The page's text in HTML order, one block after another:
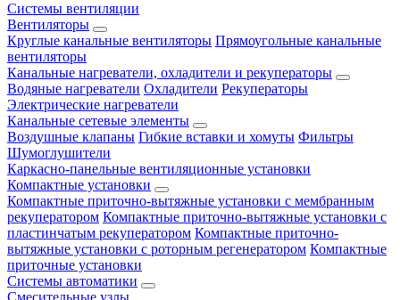
Системы вентиляции
Вентиляторы
Круглые канальные вентиляторы Прямоугольные канальные
вентиляторы
Канальные нагреватели, охладители и рекуператоры
Водяные нагреватели Охладители Рекуператоры
Электрические нагреватели
Канальные сетевые элементы
Воздушные клапаны Гибкие вставки и хомуты Фильтры
Шумоглушители
Каркасно-панельные вентиляционные установки
Компактные установки
Компактные приточно-вытяжные установки с мембранным
рекуператором Компактные приточно-вытяжные установки с
пластинчатым рекуператором Компактные приточно-
вытяжные установки с роторным регенератором Компактные
приточные установки
Системы автоматики
Смесительные узлы